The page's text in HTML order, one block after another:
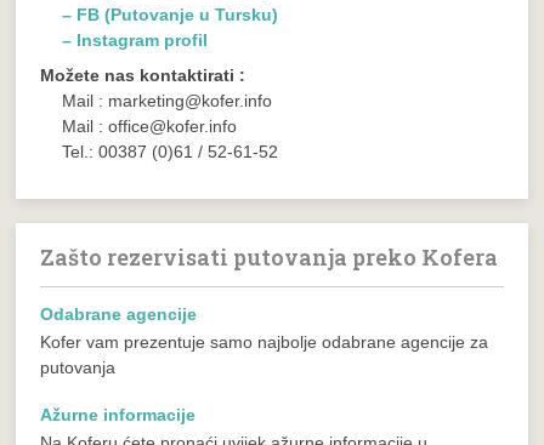
– FB (Putovanje u Tursku)
– Instagram profil
Možete nas kontaktirati :
Mail : marketing@kofer.info
Mail : office@kofer.info
Tel.: 00387 (0)61 / 52-61-52
Zašto rezervisati putovanja preko Kofera
Odabrane agencije
Kofer vam prezentuje samo najbolje odabrane agencije za
putovanja
Ažurne informacije